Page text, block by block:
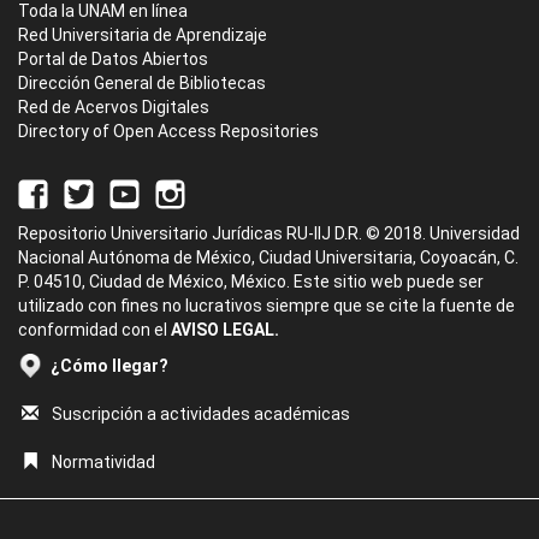
Toda la UNAM en línea
Red Universitaria de Aprendizaje
Portal de Datos Abiertos
Dirección General de Bibliotecas
Red de Acervos Digitales
Directory of Open Access Repositories
Repositorio Universitario Jurídicas RU-IIJ D.R. © 2018. Universidad
Nacional Autónoma de México, Ciudad Universitaria, Coyoacán, C.
P. 04510, Ciudad de México, México. Este sitio web puede ser
utilizado con fines no lucrativos siempre que se cite la fuente de
conformidad con el AVISO LEGAL.
¿Cómo llegar?
Suscripción a actividades académicas
Normatividad